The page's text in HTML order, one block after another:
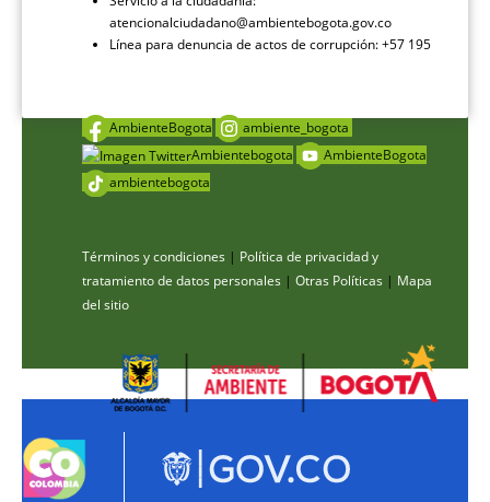
atencionalciudadano@ambientebogota.gov.co
Línea para denuncia de actos de corrupción: +57 195
AmbienteBogota
ambiente_bogota
Ambientebogota
AmbienteBogota
ambientebogota
Términos y condiciones | Política de privacidad y
tratamiento de datos personales | Otras Políticas | Mapa
del sitio